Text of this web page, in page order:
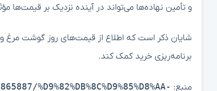
و تأمین نهاده‌ها می‌تواند در آینده نزدیک بر قیمت‌ها
شایان ذکر است که اطلاع از قیمت‌های روز گوشت مرغ
برنامه‌ریزی خرید کمک کند.
منبع: